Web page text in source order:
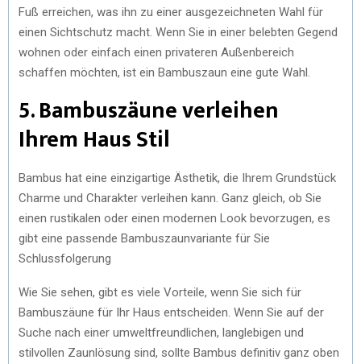
Fuß erreichen, was ihn zu einer ausgezeichneten Wahl für
einen Sichtschutz macht. Wenn Sie in einer belebten Gegend
wohnen oder einfach einen privateren Außenbereich
schaffen möchten, ist ein Bambuszaun eine gute Wahl.
5. Bambuszäune verleihen
Ihrem Haus Stil
Bambus hat eine einzigartige Ästhetik, die Ihrem Grundstück
Charme und Charakter verleihen kann. Ganz gleich, ob Sie
einen rustikalen oder einen modernen Look bevorzugen, es
gibt eine passende Bambuszaunvariante für Sie
Schlussfolgerung
Wie Sie sehen, gibt es viele Vorteile, wenn Sie sich für
Bambuszäune für Ihr Haus entscheiden. Wenn Sie auf der
Suche nach einer umweltfreundlichen, langlebigen und
stilvollen Zaunlösung sind, sollte Bambus definitiv ganz oben